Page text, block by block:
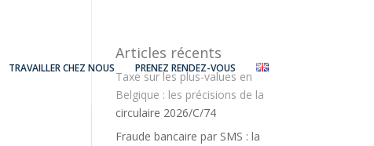
TRAVAILLER CHEZ NOUS PRENEZ RENDEZ-VOUS
Articles récents
Taxe sur les plus-values en
Belgique : les précisions de la
circulaire 2026/C/74
Fraude bancaire par SMS : la